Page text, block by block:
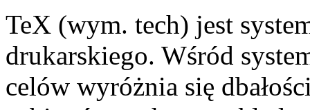
TeX (wym. tech) jest
drukarskiego. Wśród
celów wyróżnia się